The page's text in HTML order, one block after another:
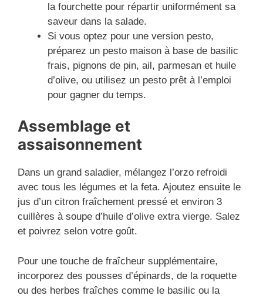
la fourchette pour répartir uniformément sa
saveur dans la salade.
Si vous optez pour une version pesto,
préparez un pesto maison à base de basilic
frais, pignons de pin, ail, parmesan et huile
d’olive, ou utilisez un pesto prêt à l’emploi
pour gagner du temps.
Assemblage et
assaisonnement
Dans un grand saladier, mélangez l’orzo refroidi
avec tous les légumes et la feta. Ajoutez ensuite le
jus d’un citron fraîchement pressé et environ 3
cuillères à soupe d’huile d’olive extra vierge. Salez
et poivrez selon votre goût.
Pour une touche de fraîcheur supplémentaire,
incorporez des pousses d’épinards, de la roquette
ou des herbes fraîches comme le basilic ou la